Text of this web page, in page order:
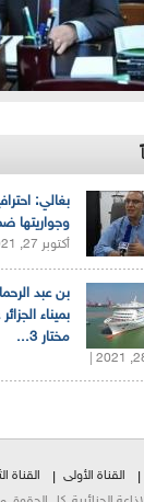
بغالي:
وجواريتها
أكتوبر 27, 2021 |
بن عبد
بميناء
مختار 3...
القناة الأولى القناة